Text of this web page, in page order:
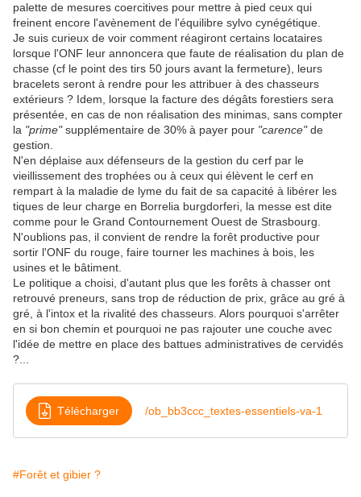
palette de mesures coercitives pour mettre à pied ceux qui
freinent encore l'avènement de l'équilibre sylvo cynégétique.
Je suis curieux de voir comment réagiront certains locataires
lorsque l'ONF leur annoncera que faute de réalisation du plan de
chasse (cf le point des tirs 50 jours avant la fermeture), leurs
bracelets seront à rendre pour les attribuer à des chasseurs
extérieurs ? Idem, lorsque la facture des dégâts forestiers sera
présentée, en cas de non réalisation des minimas, sans compter
la "prime"supplémentaire de 30% à payer pour "carence"de
gestion.
N'en déplaise aux défenseurs de la gestion du cerf par le
vieillissement des trophées ou à ceux qui élèvent le cerf en
rempart à la maladie de lyme du fait de sa capacité à libérer les
tiques de leur charge en Borrelia burgdorferi, la messe est dite
comme pour le Grand Contournement Ouest de Strasbourg.
N'oublions pas, il convient de rendre la forêt productive pour
sortir l'ONF du rouge, faire tourner les machines à bois, les
usines et le bâtiment.
Le politique a choisi, d'autant plus que les forêts à chasser ont
retrouvé preneurs, sans trop de réduction de prix, grâce au gré à
gré, à l'intox et la rivalité des chasseurs. Alors pourquoi s'arrêter
en si bon chemin et pourquoi ne pas rajouter une couche avec
l'idée de mettre en place des battues administratives de cervidés
?...
Télécharger /ob_bb3ccc_textes-essentiels-va-1
#Forêt et gibier ?